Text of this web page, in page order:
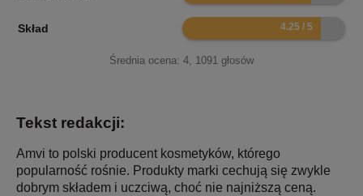
Skład 8.5
Średnia ocena: 4 1091 głosów
Tekst redakcji:
Amvi to polski producent kosmetyków, którego
popularność rośnie. Produkty marki cechują się zwykle
dobrym składem i uczciwą, choć nie najniższą ceną.